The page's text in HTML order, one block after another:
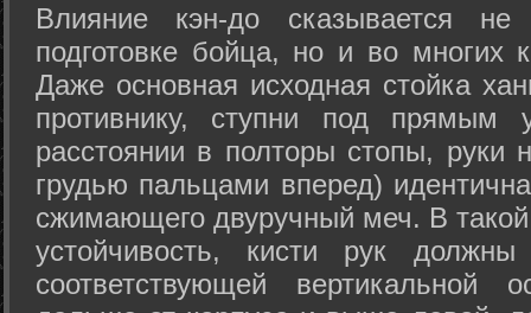
Влияние кэн-до сказывается не
подготовке бойца, но и во многих
Даже основная исходная стойка
противнику, ступни под прямым
расстоянии в полторы стопы, руки
грудью пальцами вперед)
сжимающего двуручный меч. В
устойчивость, кисти рук
соответствующей